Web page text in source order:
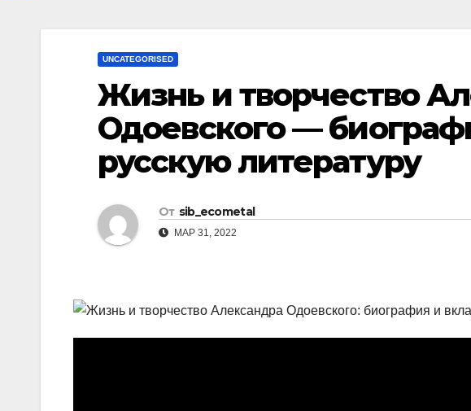
UNCATEGORISED
Жизнь и творчество
Одоевского —
русскую литературу
От sib_ecometal
МАР 31, 2022